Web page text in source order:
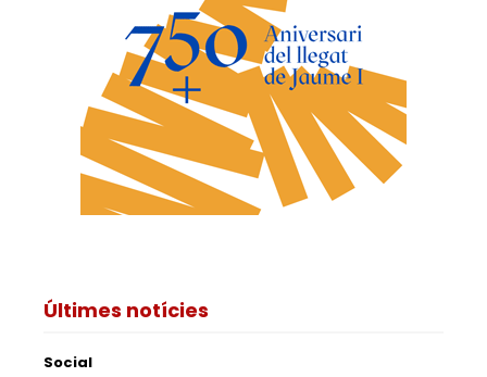
Últimes notícies
Social